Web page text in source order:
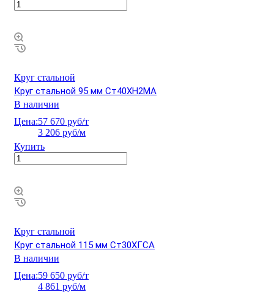
Круг стальной
Круг стальной 95 мм Ст40ХН2МА
В наличии
Цена:57 670 руб/т
3 206 руб/м
Купить
Круг стальной
Круг стальной 115 мм Ст30ХГСА
В наличии
Цена:59 650 руб/т
4 861 руб/м